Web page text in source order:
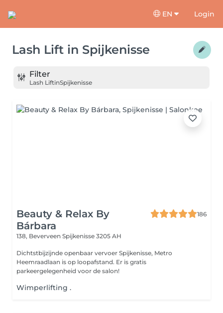
EN Login
Lash Lift in Spijkenisse
Filter
Lash LiftinSpijkenisse
Beauty & Relax By
Bárbara
186
138, Beverveen Spijkenisse 3205 AH
Dichtstbijzijnde openbaar vervoer Spijkenisse, Metro
Heemraadlaan is op loopafstand. Er is gratis
parkeergelegenheid voor de salon!
Wimperlifting .